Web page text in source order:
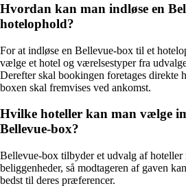
Hvordan kan man indløse en
hotelophold?
For at indløse en Bellevue-box til et
vælge et hotel og værelsestyper fra
Derefter skal bookingen foretages direkte
boxen skal fremvises ved ankomst.
Hvilke hoteller kan man vælge
Bellevue-box?
Bellevue-box tilbyder et udvalg af
beliggenheder, så modtageren af gaven
bedst til deres præferencer.